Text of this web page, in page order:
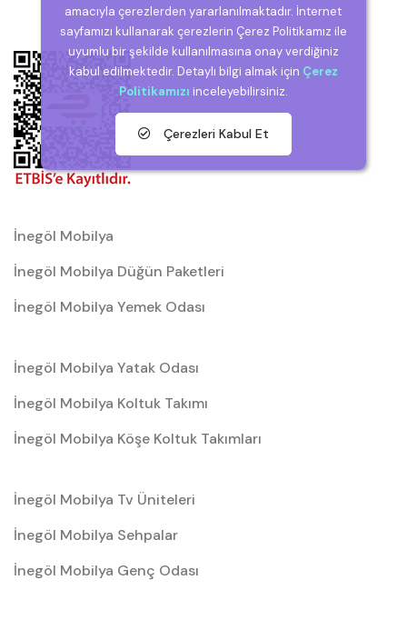
İnegöl Mobilya
İnegöl Mobilya Düğün Paketleri
İnegöl Mobilya Yemek Odası
İnegöl Mobilya Yatak Odası
İnegöl Mobilya Koltuk Takımı
İnegöl Mobilya Köşe Koltuk Takımları
İnegöl Mobilya Tv Üniteleri
İnegöl Mobilya Sehpalar
İnegöl Mobilya Genç Odası
amacıyla çerezlerden yararlanılmaktadır. İnternet
sayfamızı kullanarak çerezlerin Çerez Politikamız ile
uyumlu bir şekilde kullanılmasına onay verdiğiniz
kabul edilmektedir. Detaylı bilgi almak için Çerez
Politikamızı inceleyebilirsiniz.
Çerezleri Kabul Et